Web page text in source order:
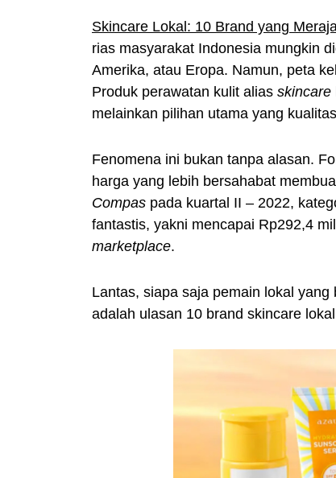
Skincare Lokal: 10 Brand yang
rias masyarakat Indonesia mungkin
Amerika, atau Eropa. Namun, peta
Produk perawatan kulit alias skincare
melainkan pilihan utama yang
Fenomena ini bukan tanpa alasan.
harga yang lebih bersahabat
Compas pada kuartal II – 2022,
fantastis, yakni mencapai Rp292,4
marketplace.
Lantas, siapa saja pemain lokal
adalah ulasan 10 brand skincare